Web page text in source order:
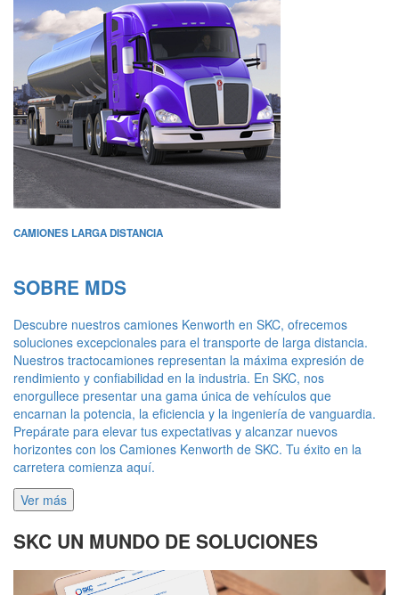
CAMIONES LARGA DISTANCIA
SOBRE MDS
Descubre nuestros camiones Kenworth en SKC, ofrecemos
soluciones excepcionales para el transporte de larga distancia.
Nuestros tractocamiones representan la máxima expresión de
rendimiento y confiabilidad en la industria. En SKC, nos
enorgullece presentar una gama única de vehículos que
encarnan la potencia, la eficiencia y la ingeniería de vanguardia.
Prepárate para elevar tus expectativas y alcanzar nuevos
horizontes con los Camiones Kenworth de SKC. Tu éxito en la
carretera comienza aquí.
Ver más
SKC UN MUNDO DE SOLUCIONES